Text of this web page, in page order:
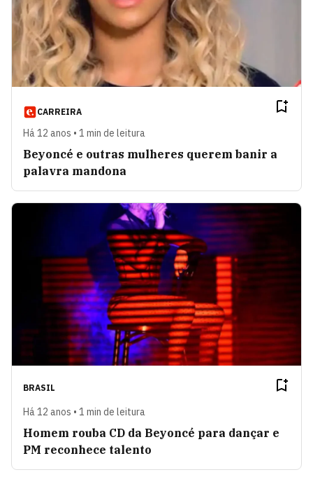
CARREIRA
Há 12 anos • 1 min de leitura
Beyoncé e outras mulheres querem banir a
palavra mandona
BRASIL
Há 12 anos • 1 min de leitura
Homem rouba CD da Beyoncé para dançar e
PM reconhece talento